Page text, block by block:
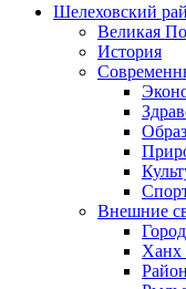
Шелеховский
Великая
История
Внешние